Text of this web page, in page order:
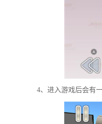
4、进入游戏后会有